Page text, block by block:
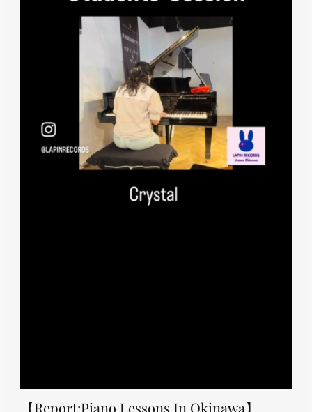
【Report:Piano Lessons In Okinawa】